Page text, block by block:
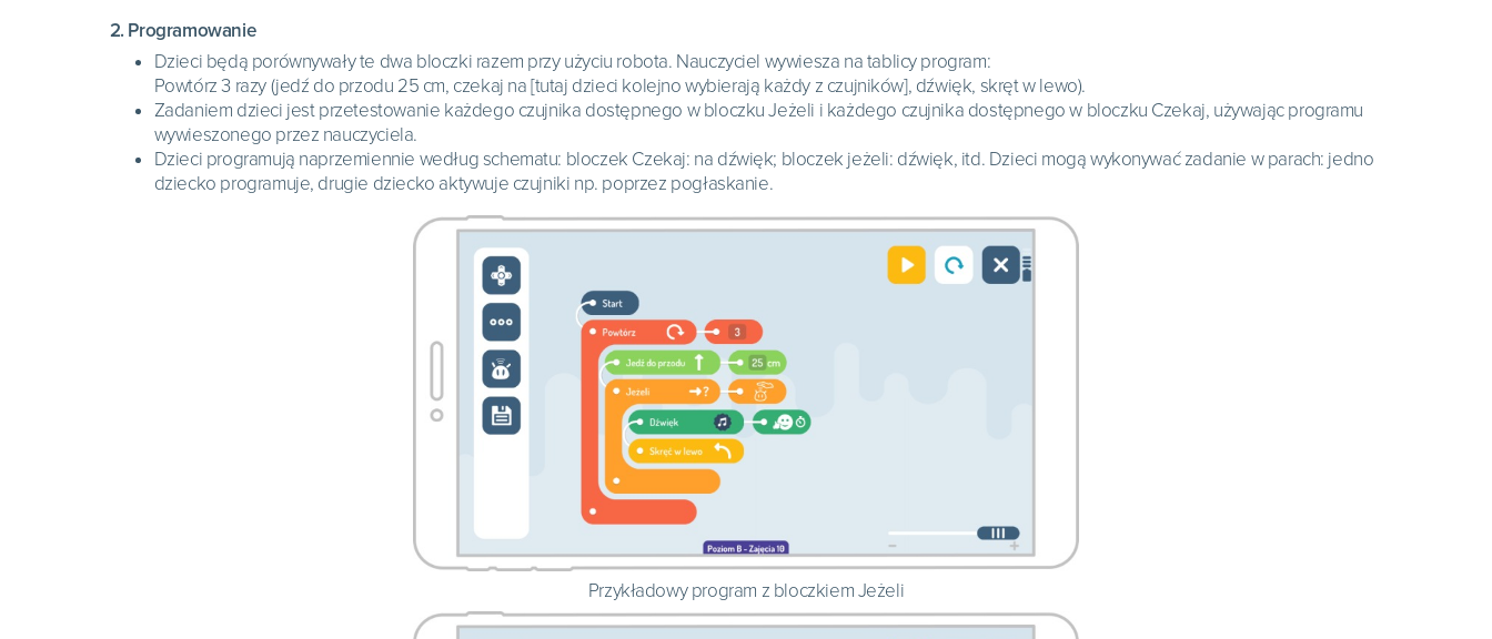
2. Programowanie
Dzieci będą porównywały te dwa bloczki razem przy użyciu robota. Nauczyciel wywiesza na tablicy program:
Powtórz 3 razy (jedź do przodu 25 cm, czekaj na [tutaj dzieci kolejno wybierają każdy z czujników], dźwięk, skręt w lewo).
Zadaniem dzieci jest przetestowanie każdego czujnika dostępnego w bloczku Jeżeli i każdego czujnika dostępnego w bloczku Czekaj, używając programu
wywieszonego przez nauczyciela.
Dzieci programują naprzemiennie według schematu: bloczek Czekaj: na dźwięk; bloczek jeżeli: dźwięk, itd. Dzieci mogą wykonywać zadanie w parach: jedno
dziecko programuje, drugie dziecko aktywuje czujniki np. poprzez pogłaskanie.
Przykładowy program z bloczkiem Jeżeli